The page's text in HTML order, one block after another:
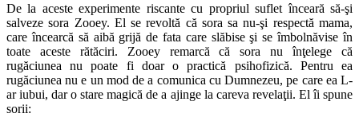
De la aceste experimente riscante cu propriul suflet înceară să-şi
salveze sora Zooey. El se revoltă că sora sa nu-şi respectă mama,
care încearcă să aibă grijă de fata care slăbise şi se îmbolnăvise în
toate aceste rătăciri. Zooey remarcă că sora nu înţelege că
rugăciunea nu poate fi doar o practică psihofizică. Pentru ea
rugăciunea nu e un mod de a comunica cu Dumnezeu, pe care ea L-
ar iubui, dar o stare magică de a ajinge la careva revelaţii. El îi spune
sorii: